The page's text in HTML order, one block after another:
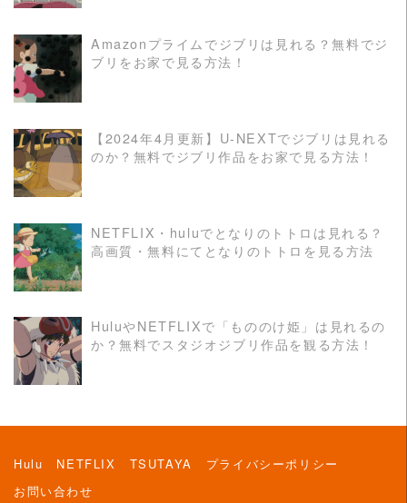
READ MORE
Amazonプライムでジブリは見れる？無料でジ
ブリをお家で見る方法！
READ MORE
【2024年4月更新】U-NEXTでジブリは見れる
のか？無料でジブリ作品をお家で見る方法！
READ MORE
NETFLIX・huluでとなりのトトロは見れる？
高画質・無料にてとなりのトトロを見る方法
READ MORE
HuluやNETFLIXで「もののけ姫」は見れるの
か？無料でスタジオジブリ作品を観る方法！
Hulu NETFLIX TSUTAYA
プライバシーポリシー
お問い合わせ